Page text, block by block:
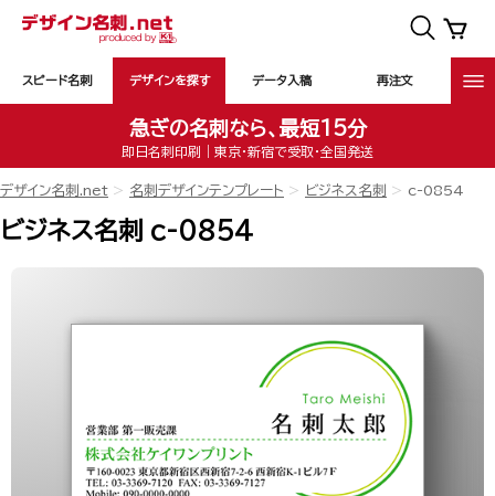
スピード名刺 デザインを探す データ入稿 再注文
急ぎの名刺なら、最短15分
即日名刺印刷｜東京・新宿で受取・全国発送
デザイン名刺.net 名刺デザインテンプレート ビジネス名刺 c-0854
ビジネス名刺 c-0854